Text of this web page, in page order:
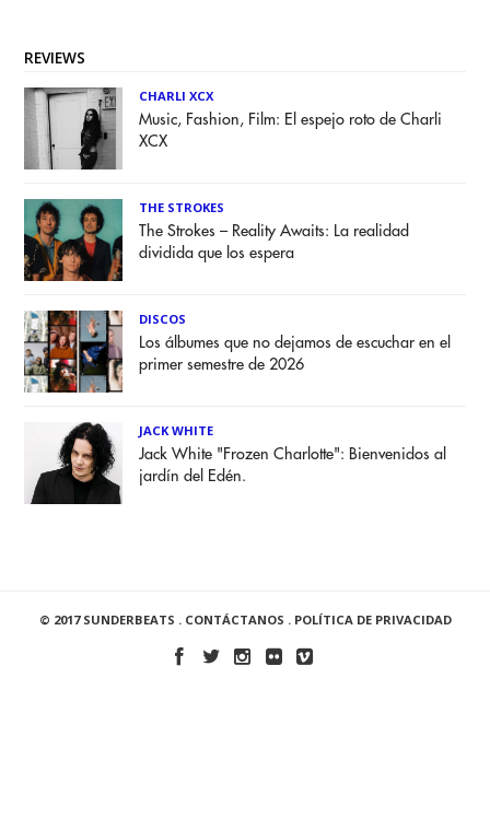
REVIEWS
CHARLI XCX
Music, Fashion, Film: El espejo roto de Charli
XCX
THE STROKES
The Strokes – Reality Awaits: La realidad
dividida que los espera
DISCOS
Los álbumes que no dejamos de escuchar en el
primer semestre de 2026
JACK WHITE
Jack White "Frozen Charlotte": Bienvenidos al
jardín del Edén.
© 2017 SUNDERBEATS . CONTÁCTANOS . POLÍTICA DE PRIVACIDAD